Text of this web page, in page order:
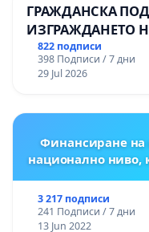
ГРАЖДАНСКА
ИЗГРАЖДАНЕТО
НА
822 подписи
398 Подписи / 7 дни
29 Jul 2026
Финансиране на
национално ниво,
3 217 подписи
241 Подписи / 7 дни
13 Jun 2022